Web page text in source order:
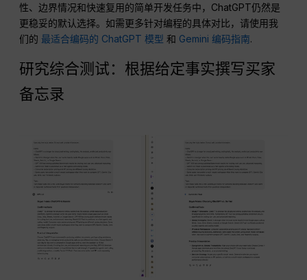
性、边界情况和快速复用的简单开发任务中，ChatGPT仍然是
更稳妥的默认选择。如需更多针对编程的具体对比，请使用我
们的 最适合编码的 ChatGPT 模型 和 Gemini 编码指南.
研究综合测试：根据给定事实撰写买家
备忘录